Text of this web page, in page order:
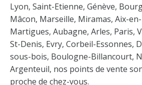
Lyon, Saint-Etienne, Génève,
Mâcon, Marseille, Miramas, Aix-
Martigues, Aubagne, Arles, Paris,
St-Denis, Evry, Corbeil-Essonnes,
sous-bois, Boulogne-Billancourt,
Argenteuil, nos points de vente
proche de chez-vous.